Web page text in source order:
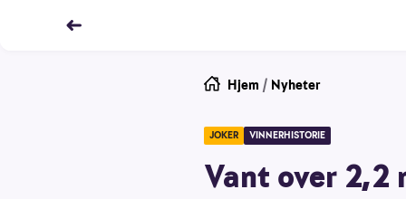
Hjem / Nyheter
JOKER VINNERHISTORIE
Vant over